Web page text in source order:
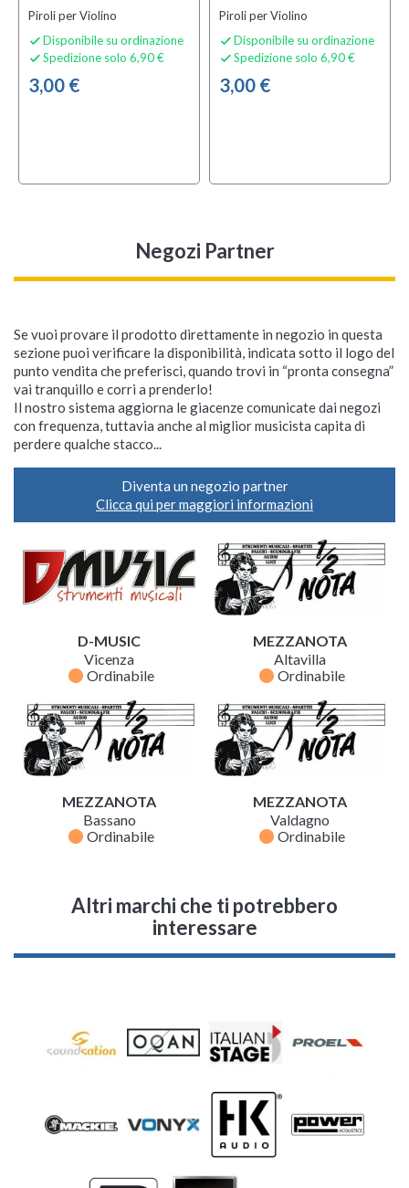
Piroli per Violino
 Disponibile su ordinazione
 Spedizione solo 6,90 €
3,00 €
Piroli per Violino
 Disponibile su ordinazione
 Spedizione solo 6,90 €
3,00 €
Negozi Partner
Se vuoi provare il prodotto direttamente in negozio in questa
sezione puoi verificare la disponibilità, indicata sotto il logo del
punto vendita che preferisci, quando trovi in “pronta consegna”
vai tranquillo e corri a prenderlo!
Il nostro sistema aggiorna le giacenze comunicate dai negozi
con frequenza, tuttavia anche al miglior musicista capita di
perdere qualche stacco...
Diventa un negozio partner
Clicca qui per maggiori informazioni
D-MUSIC
Vicenza
fiber_manual_record Ordinabile
MEZZANOTA
Altavilla
fiber_manual_record Ordinabile
MEZZANOTA
Bassano
fiber_manual_record Ordinabile
MEZZANOTA
Valdagno
fiber_manual_record Ordinabile
Altri marchi che ti potrebbero
interessare